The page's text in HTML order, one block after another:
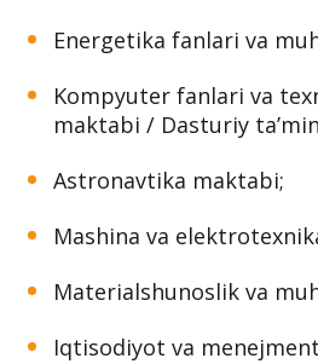
Energetika fanlari va
Kompyuter fanlari va
maktabi / Dasturiy
Astronavtika maktabi;
Mashina va
Materialshunoslik va
Iqtisodiyot va